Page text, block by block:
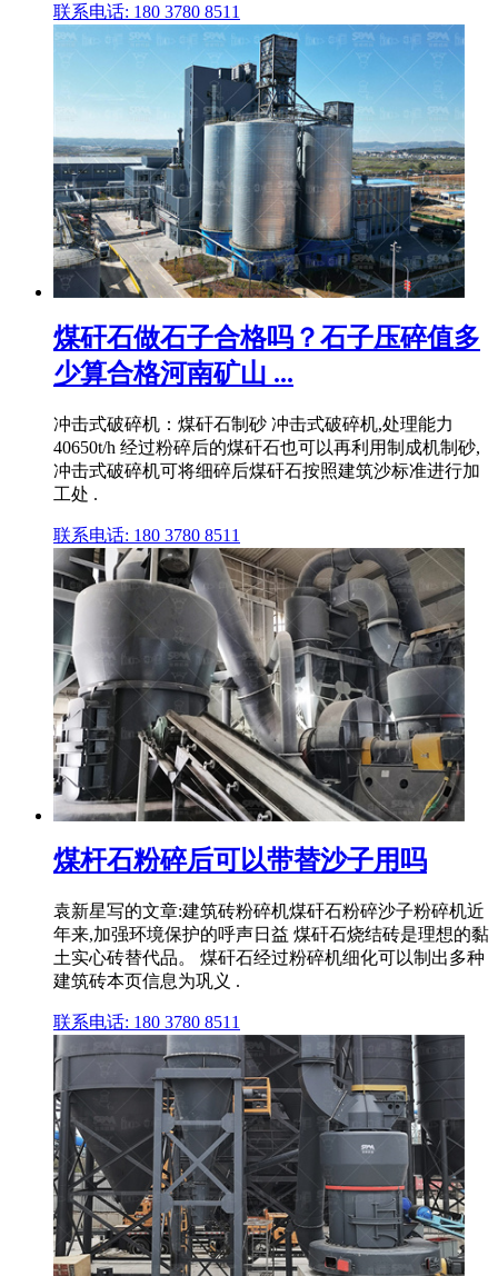
联系电话: 180 3780 8511
煤矸石做石子合格吗？石子压碎值多
少算合格河南矿山 ...
冲击式破碎机：煤矸石制砂 冲击式破碎机,处理能力
40650t/h 经过粉碎后的煤矸石也可以再利用制成机制砂,
冲击式破碎机可将细碎后煤矸石按照建筑沙标准进行加
工处 .
联系电话: 180 3780 8511
煤杆石粉碎后可以带替沙子用吗
袁新星写的文章:建筑砖粉碎机煤矸石粉碎沙子粉碎机近
年来,加强环境保护的呼声日益 煤矸石烧结砖是理想的黏
土实心砖替代品。 煤矸石经过粉碎机细化可以制出多种
建筑砖本页信息为巩义 .
联系电话: 180 3780 8511